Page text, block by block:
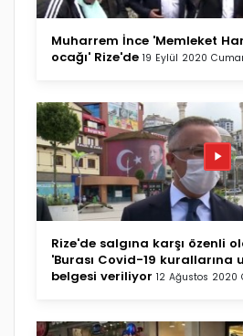
Muharrem İnce 'Memleket
ocağı' Rize'de 19 Eylül 2020
Rize'de salgına karşı özenli
'Burası Covid-19 kurallarına
belgesi veriliyor 12 Ağustos 2020